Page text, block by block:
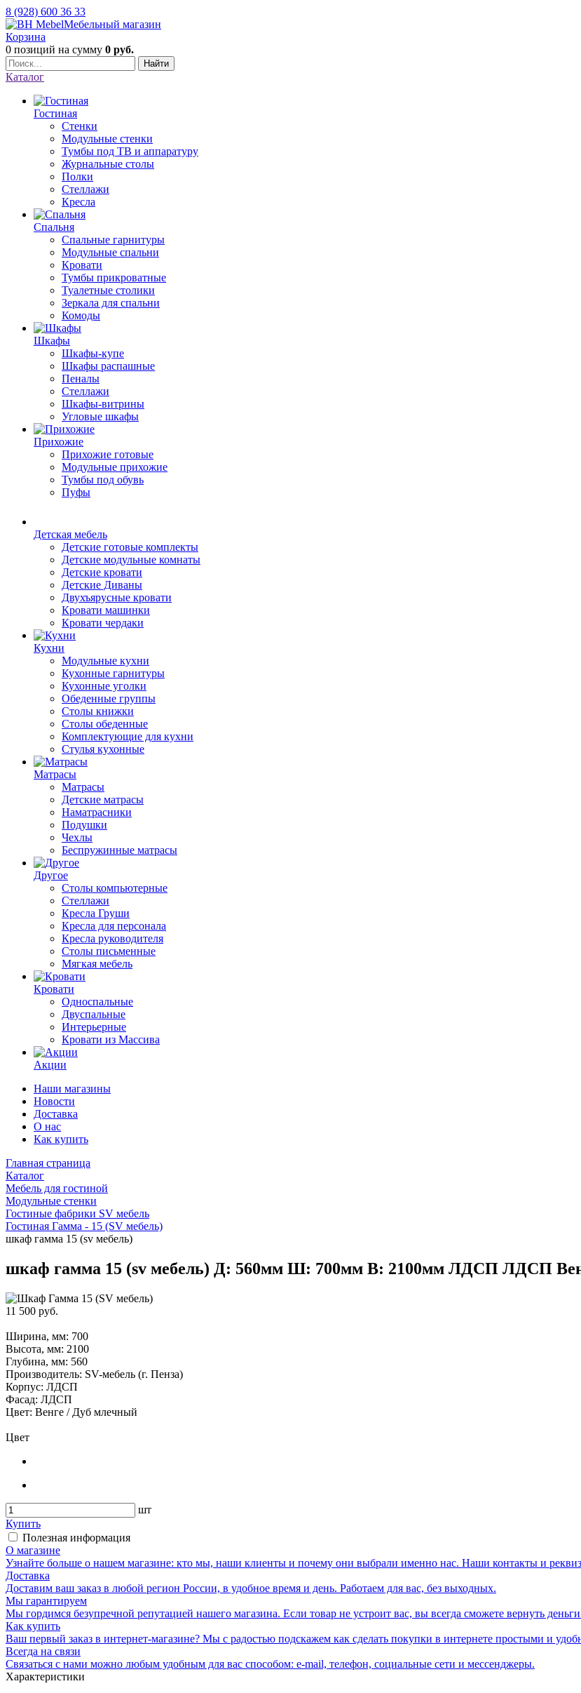
8 (928) 600 36 33
Мебельный магазин
Корзина
0 позиций на сумму 0 руб.
Найти
Каталог
Гостиная
Стенки
Модульные стенки
Тумбы под ТВ и аппаратуру
Журнальные столы
Полки
Стеллажи
Кресла
Спальня
Спальные гарнитуры
Модульные спальни
Кровати
Тумбы прикроватные
Туалетные столики
Зеркала для спальни
Комоды
Шкафы
Шкафы-купе
Шкафы распашные
Пеналы
Стеллажи
Шкафы-витрины
Угловые шкафы
Прихожие
Прихожие готовые
Модульные прихожие
Тумбы под обувь
Пуфы
Детская мебель
Детские готовые комплекты
Детские модульные комнаты
Детские кровати
Детские Диваны
Двухъярусные кровати
Кровати машинки
Кровати чердаки
Кухни
Модульные кухни
Кухонные гарнитуры
Кухонные уголки
Обеденные группы
Столы книжки
Столы обеденные
Комплектующие для кухни
Стулья кухонные
Матрасы
Матрасы
Детские матрасы
Наматрасники
Подушки
Чехлы
Беспружинные матрасы
Другое
Столы компьютерные
Стеллажи
Кресла Груши
Кресла для персонала
Кресла руководителя
Столы письменные
Мягкая мебель
Кровати
Односпальные
Двуспальные
Интерьерные
Кровати из Массива
Акции
Наши магазины
Новости
Доставка
О нас
Как купить
Главная страница
Каталог
Мебель для гостиной
Модульные стенки
Гостиные фабрики SV мебель
Гостиная Гамма - 15 (SV мебель)
шкаф гамма 15 (sv мебель)
шкаф гамма 15 (sv мебель) Д: 560мм Ш: 700мм В: 2100мм ЛДСП ЛДСП
11 500 руб.
Ширина, мм: 700
Высота, мм: 2100
Глубина, мм: 560
Производитель: SV-мебель (г. Пенза)
Корпус: ЛДСП
Фасад: ЛДСП
Цвет: Венге / Дуб млечный
Цвет
шт
Купить
Полезная информация
О магазине
Узнайте больше о нашем магазине: кто мы, наши клиенты и почему они выбрали именно нас. Наши контакты и
Доставка
Доставим ваш заказ в любой регион России, в удобное время и день. Работаем для вас, без выходных.
Мы гарантируем
Мы гордимся безупречной репутацией нашего магазина. Если товар не устроит вас, вы всегда сможете вернуть
Как купить
Ваш первый заказ в интернет-магазине? Мы с радостью подскажем как сделать покупки в интернете простыми и
Всегда на связи
Связаться с нами можно любым удобным для вас способом: e-mail, телефон, социальные сети и мессенджеры.
Характеристики